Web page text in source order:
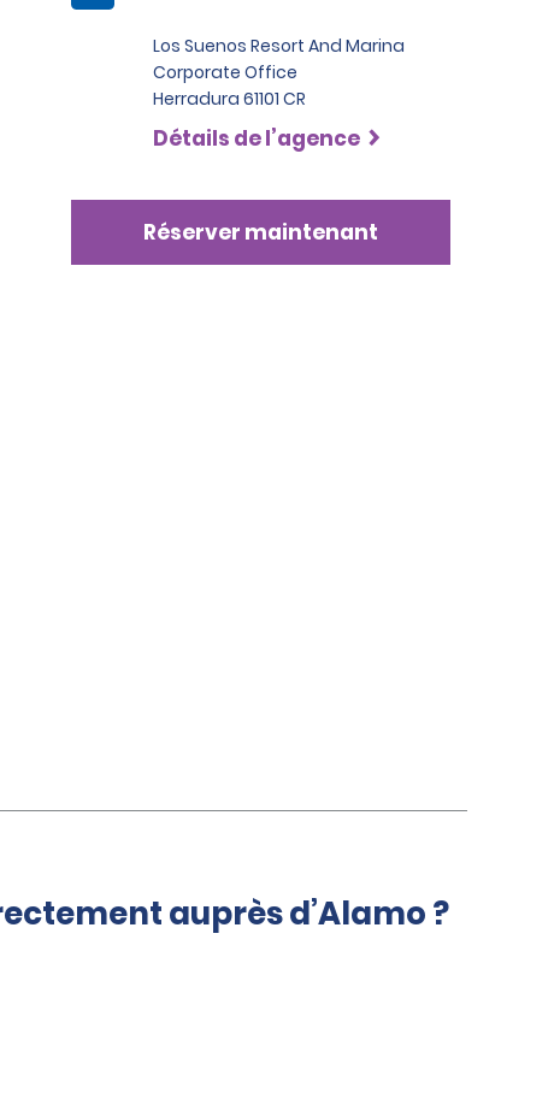
Los Suenos Resort And Marina
Corporate Office
Herradura 61101 CR
Détails de l’agence
Réserver maintenant
auprès d’Alamo ?